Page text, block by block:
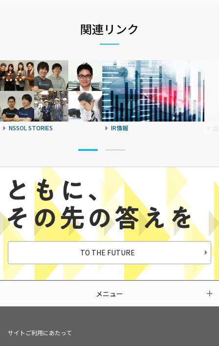
関連リンク
NSSOL STORIES IR情報
TO THE FUTURE
メニュー
サイトご利用にあたって